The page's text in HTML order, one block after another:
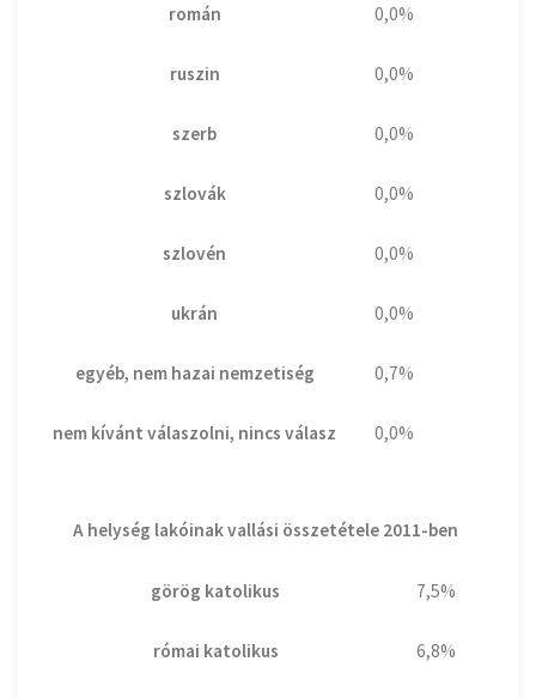
román 0,0%
ruszin 0,0%
szerb 0,0%
szlovák 0,0%
szlovén 0,0%
ukrán 0,0%
egyéb, nem hazai nemzetiség 0,7%
nem kívánt válaszolni, nincs válasz 0,0%
A helység lakóinak vallási összetétele 2011-ben
görög katolikus 7,5%
római katolikus 6,8%